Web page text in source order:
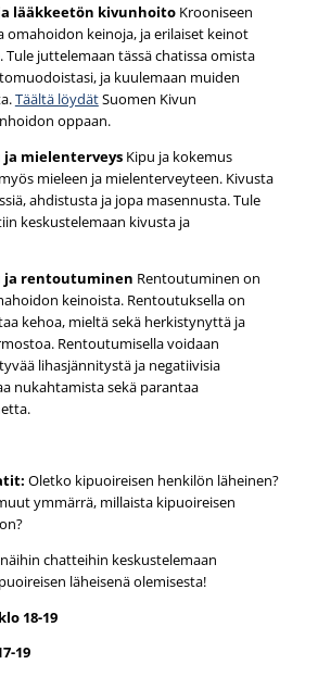
ja lääkkeetön kivunhoito Krooniseen
keinoja, ja erilaiset keinot
juttelemaan tässä chatissa omista
ja kuulemaan muiden
Täältä löydätSuomen Kivun
oppaan.
ja mielenterveys Kipu ja kokemus
mieleen ja mielenterveyteen. Kivusta
ahdistusta ja jopa masennusta. Tule
keskustelemaan kivusta ja
ja rentoutuminen ⁠⁠⁠⁠⁠⁠⁠Rentoutuminen on
keinoista. Rentoutuksella on
kehoa, mieltä sekä herkistynyttä ja
Rentoutumisella voidaan
lihasjännitystä ja negatiivisia
nukahtamista sekä parantaa
Oletko kipuoireisen henkilön läheinen?
ymmärrä, millaista kipuoireisen
chatteihin keskustelemaan
läheisenä olemisesta!
18-19
19